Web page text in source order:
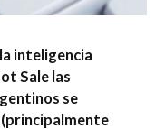
inteligencia
Sale las
se